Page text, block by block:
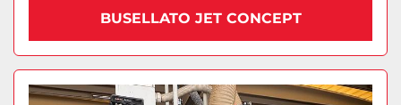
BUSELLATO JET CONCEPT